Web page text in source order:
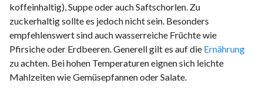
koffeinhaltig), Suppe oder auch Saftschorlen. Zu
zuckerhaltig sollte es jedoch nicht sein. Besonders
empfehlenswert sind auch wasserreiche Früchte wie
Pfirsiche oder Erdbeeren. Generell gilt es auf die Ernährung
zu achten. Bei hohen Temperaturen eignen sich leichte
Mahlzeiten wie Gemüsepfannen oder Salate.